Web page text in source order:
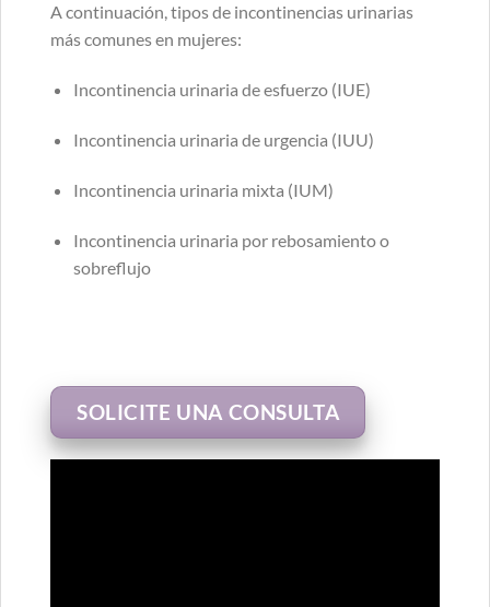
A continuación, tipos de incontinencias urinarias
más comunes en mujeres:
Incontinencia urinaria de esfuerzo (IUE)
Incontinencia urinaria de urgencia (IUU)
Incontinencia urinaria mixta (IUM)
Incontinencia urinaria por rebosamiento o
sobreflujo
SOLICITE UNA CONSULTA